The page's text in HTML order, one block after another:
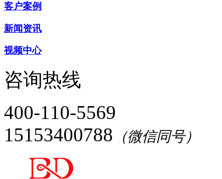
客户案例
新闻资讯
视频中心
咨询热线
400-110-5569
15153400788 （微信同号）